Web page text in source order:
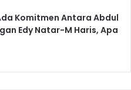
Komitmen Antara Abdul
Edy Natar-M Haris, Apa